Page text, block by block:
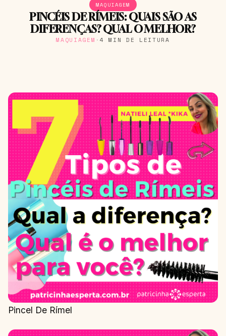
MAQUIAGEM
PINCÉIS DE RÍMEIS: QUAIS SÃO AS
DIFERENÇAS? QUAL O MELHOR?
MAQUIAGEM · 4 MIN DE LEITURA
Pincel De Rímel